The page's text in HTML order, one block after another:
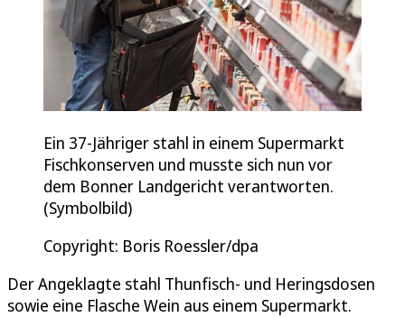
Ein 37-Jähriger stahl in einem Supermarkt
Fischkonserven und musste sich nun vor
dem Bonner Landgericht verantworten.
(Symbolbild)
Copyright: Boris Roessler/dpa
Der Angeklagte stahl Thunfisch- und Heringsdosen
sowie eine Flasche Wein aus einem Supermarkt.